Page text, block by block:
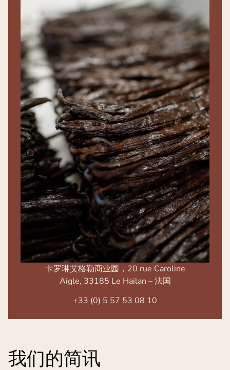
卡罗琳艾格勒商业园，20 rue Caroline
Aigle, 33185 Le Hailan – 法国
+33 (0) 5 57 53 08 10
我们的简讯